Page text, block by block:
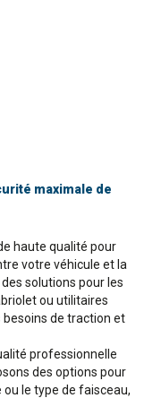
maximale de
haute qualité pour
votre véhicule et la
solutions pour les
ou utilitaires
de traction et
professionnelle
des options pour
le type de faisceau,